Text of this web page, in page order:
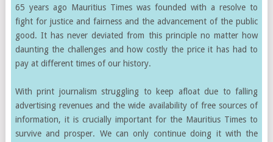
65 years ago Mauritius Times was founded with a resolve to
fight for justice and fairness and the advancement of the public
good. It has never deviated from this principle no matter how
daunting the challenges and how costly the price it has had to
pay at different times of our history.
With print journalism struggling to keep afloat due to falling
advertising revenues and the wide availability of free sources of
information, it is crucially important for the Mauritius Times to
survive and prosper. We can only continue doing it with the